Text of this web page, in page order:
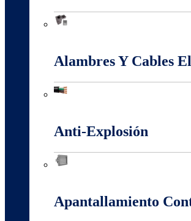
Alambres Y Cables
Anti-Explosión
Apantallamiento